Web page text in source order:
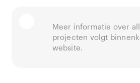
Meer informatie over
projecten volgt
website.